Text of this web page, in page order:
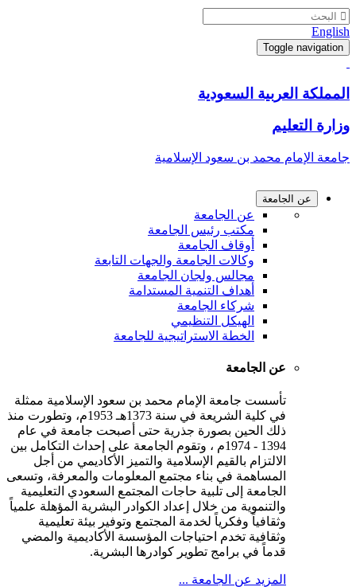
English
Toggle navigation
المملكة العربية السعودية
وزارة التعليم
جامعة الإمام محمد بن سعود الإسلامية
عن الجامعة
عن الجامعة
مكتب رئيس الجامعة
أوقاف الجامعة
وكالات الجامعة والجهات التابعة
مجالس ولجان الجامعة
أهداف التنمية المستدامة
شركاء الجامعة
الهيكل التنظيمي
الخطة الاستراتيجية للجامعة
عن الجامعة
تأسست جامعة الإمام محمد بن سعود الإسلامية ممثلة
في كلية الشريعة في سنة 1373هـ 1953م، وتطورت منذ
ذلك الحين بصورة جذرية حتى أصبحت جامعة في عام
1394 - 1974م ، وتقوم الجامعة على إحداث التكامل بين
الالتزام بالقيم الإسلامية والتميز الأكاديمي من أجل
المساهمة في بناء مجتمع المعلومات والمعرفة، وتسعى
الجامعة إلى تلبية حاجات المجتمع السعودي التعليمية
والتنموية من خلال إعداد الكوادر البشرية المؤهلة علمياً
وثقافياً وفكرياً لخدمة المجتمع وتوفير بيئة تعليمية
وثقافية تخدم احتياجات المؤسسة الأكاديمية والمضي
قدماً في برامج تطوير كوادرها البشرية.
المزيد عن الجامعة ...